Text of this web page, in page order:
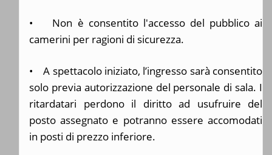
• Non è consentito l'accesso del pubblico ai
camerini per ragioni di sicurezza.
• A spettacolo iniziato, l’ingresso sarà consentito
solo previa autorizzazione del personale di sala. I
ritardatari perdono il diritto ad usufruire del
posto assegnato e potranno essere accomodati
in posti di prezzo inferiore.